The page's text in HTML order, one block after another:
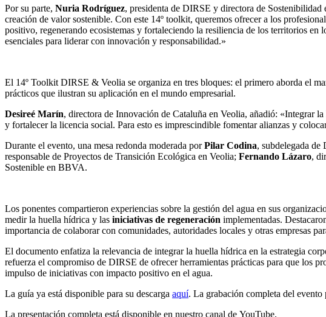
Por su parte, Nuria Rodríguez, presidenta de DIRSE y directora de Sostenibilidad
creación de valor sostenible. Con este 14º toolkit, queremos ofrecer a los
positivo, regenerando ecosistemas y fortaleciendo la resiliencia de los territorios
esenciales para liderar con innovación y responsabilidad.»
El 14º Toolkit DIRSE & Veolia se organiza en tres bloques: el primero aborda el
prácticos que ilustran su aplicación en el mundo empresarial.
Desireé Marín, directora de Innovación de Cataluña en Veolia, añadió: «Integrar
y fortalecer la licencia social. Para esto es imprescindible fomentar alianzas y
Durante el evento, una mesa redonda moderada porPilar Codina, subdelegada
responsable de Proyectos de Transición Ecológica en Veolia; Fernando Lázaro,
Sostenible en BBVA.
Los ponentes compartieron experiencias sobre la gestión del agua en sus
medir la huella hídrica y las iniciativas de regeneración implementadas.
importancia de colaborar con comunidades, autoridades locales y otras empresas
El documento enfatiza la relevancia de integrar la huella hídrica en la estrategia
refuerza el compromiso de DIRSE de ofrecer herramientas prácticas para que los
impulso de iniciativas con impacto positivo en el agua.
La guía ya está disponible para su descarga aquí. La grabación completa del evento
La presentación completa está disponible en nuestro canal de YouTube.